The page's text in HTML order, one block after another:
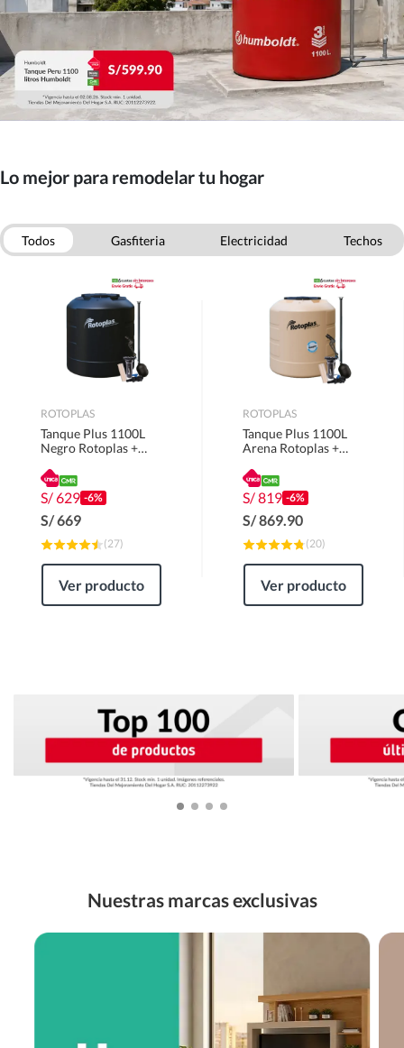
Lo mejor para remodelar tu hogar
Todos Gasfiteria Electricidad
Techos
ROTOPLAS
Tanque Plus 1100L
Negro Rotoplas +
S/629 -6%
S/669
(27)
Ver producto
ROTOPLAS
Tanque Plus 1100L
Arena Rotoplas +
S/819 -6%
S/869.90
(20)
Ver producto
Nuestras marcas exclusivas